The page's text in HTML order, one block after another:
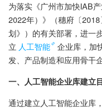
为落实《广州市加快IAB
2022年）》（穗府〔
划》）的有关部署，进一
立 人工智能
企业库，加
发、产品制造和应用骨干
一、人工智能企业库建立
通过建立人工智能企业库